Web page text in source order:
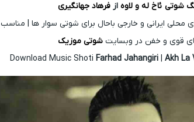
شوتی ئاخ له و لاوهاز فرهاد جهانگیری
محلی ایرانی و خارجی باحال برای شوتی سوار ها | مناسب
قوی و خفن در وبسایتشوتی موزیک
Download Music Shoti Farhad Jahangiri| Akh La